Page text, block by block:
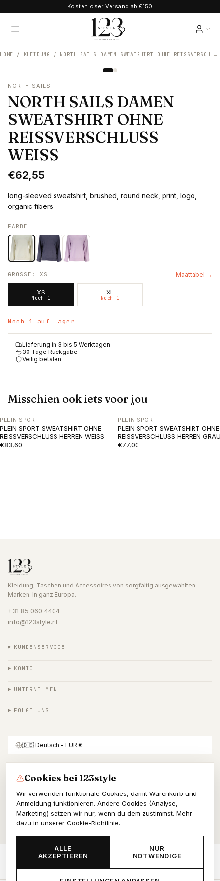
Kostenloser Versand ab €150
HOME / KLEIDUNG / NORTH SAILS DAMEN SWEATSHIRT OHNE REISSVERSCHLUSS WEISS
NORTH SAILS
NORTH SAILS DAMEN
SWEATSHIRT OHNE
REISSVERSCHLUSS
WEISS
€62,55
long-sleeved sweatshirt, brushed, round neck, print, logo,
organic fibers
FARBE
GRÖSSE : XS Maattabel →
XS
Noch 1
XL
Noch 1
Noch 1 auf Lager
Lieferung in 3 bis 5 Werktagen
30 Tage Rückgabe
Veilig betalen
Misschien ook iets voor jou
PLEIN SPORT
PLEIN SPORT SWEATSHIRT OHNE
REISSVERSCHLUSS HERREN WEISS
€83,60
PLEIN SPORT
PLEIN SPORT SWEATSHIRT OHNE
REISSVERSCHLUSS HERREN GRAU
€77,00
JETZT BESTELLEN - €62,55
Kleidung, Taschen und Accessoires von sorgfältig ausgewählten
Marken. In ganz Europa.
+31 85 060 4404
info@123style.nl
KUNDENSERVICE
KONTO
UNTERNEHMEN
FOLGE UNS
🇩🇪 Deutsch - EUR €
SICHER BEZAHLEN MIT
DatenschutzCookies
Cookies bei 123style
Wir verwenden funktionale Cookies, damit Warenkorb und
Anmeldung funktionieren. Andere Cookies (Analyse,
Marketing) setzen wir nur, wenn du dem zustimmst. Mehr
dazu in unserer Cookie-Richtlinie.
ALLE
AKZEPTIEREN
NUR
NOTWENDIGE